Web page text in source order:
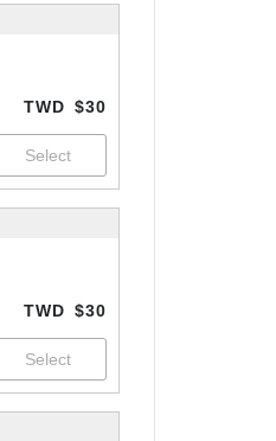
TWD $30
TWD $30